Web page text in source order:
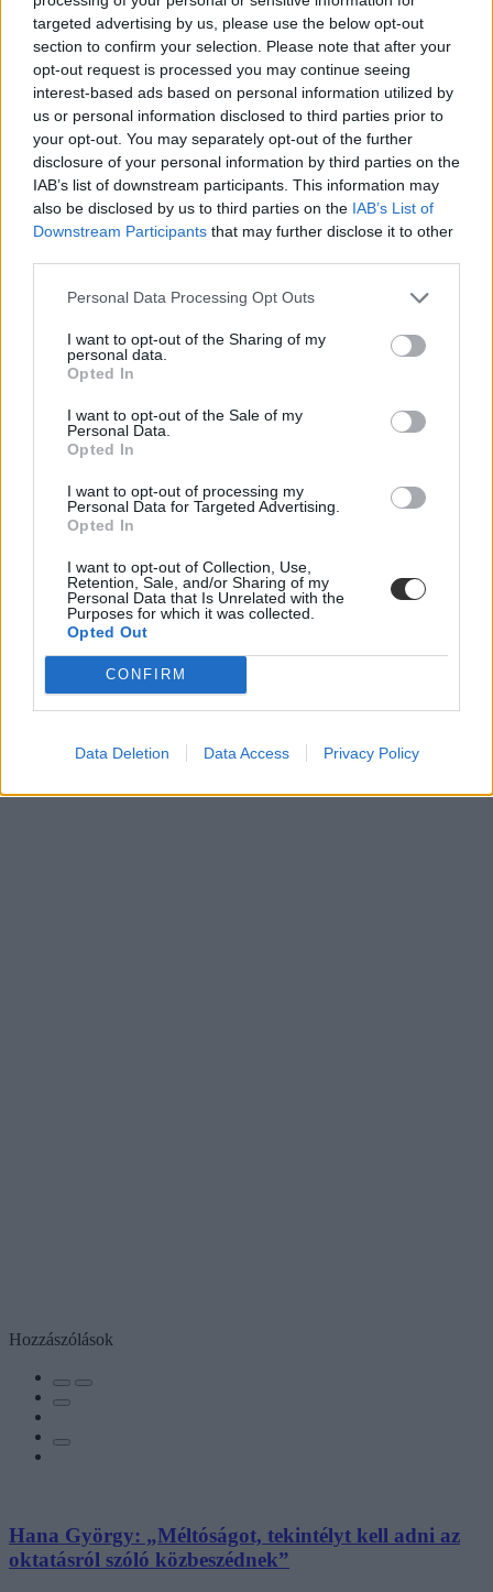
targeted advertising by us, please use the below opt-out
section to confirm your selection. Please note that after your
opt-out request is processed you may continue seeing
interest-based ads based on personal information utilized by
us or personal information disclosed to third parties prior to
your opt-out. You may separately opt-out of the further
disclosure of your personal information by third parties on the
IAB’s list of downstream participants. This information may
also be disclosed by us to third parties on the IAB’s List of
Downstream Participants that may further disclose it to other
Personal Data Processing Opt Outs
I want to opt-out of the Sharing of my
personal data.
Opted In
I want to opt-out of the Sale of my
Personal Data.
Opted In
I want to opt-out of processing my
Personal Data for Targeted Advertising.
Opted In
I want to opt-out of Collection, Use,
Retention, Sale, and/or Sharing of my
Personal Data that Is Unrelated with the
Purposes for which it was collected.
Opted Out
CONFIRM
Data Deletion Data Access Privacy Policy
európai bizottság
modellváltó egyetemek
Erasmus-ügy
Hozzászólások
Hana György: „Méltóságot, tekintélyt kell adni az
oktatásról szóló közbeszédnek”